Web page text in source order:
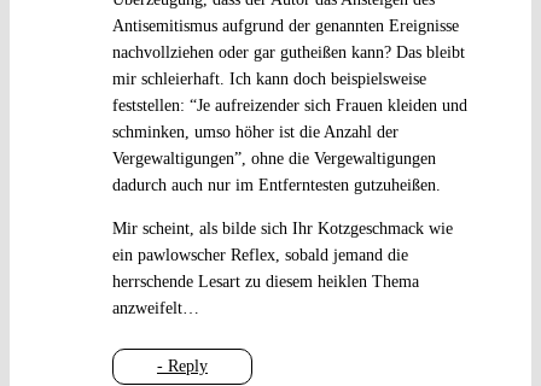
- Reply
Antisemitismus aufgrund der genannten Ereignisse
nachvollziehen oder gar gutheißen kann? Das bleibt
mir schleierhaft. Ich kann doch beispielsweise
feststellen: “Je aufreizender sich Frauen kleiden und
schminken, umso höher ist die Anzahl der
Vergewaltigungen”, ohne die Vergewaltigungen
dadurch auch nur im Entferntesten gutzuheißen.
Mir scheint, als bilde sich Ihr Kotzgeschmack wie
ein pawlowscher Reflex, sobald jemand die
herrschende Lesart zu diesem heiklen Thema
anzweifelt…